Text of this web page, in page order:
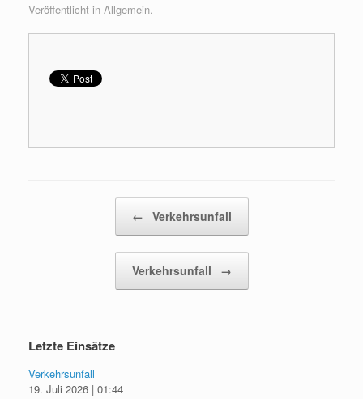
Veröffentlicht in Allgemein.
← Verkehrsunfall
Verkehrsunfall →
Letzte Einsätze
Verkehrsunfall
19. Juli 2026 | 01:44